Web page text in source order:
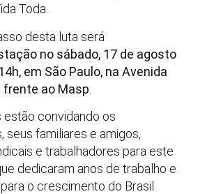
Toda.
desta luta será
no sábado, 17 de agosto
em São Paulo, na Avenida
frente ao Masp
estão convidando os
seus familiares e amigos,
e trabalhadores para este
dedicaram anos de trabalho e
o crescimento do Brasil